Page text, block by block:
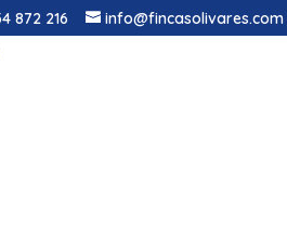
872 216 info@fincasolivares.com